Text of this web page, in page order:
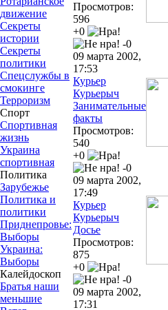
движение
Секреты
истории
Секреты
политики
Спецслужбы в
смокинге
Терроризм
Спорт
Спортивная
жизнь
Украина
спортивная
Политика
Зарубежье
Политика и
политики
Приднепровье:
Выборы
Украина:
Выборы
Калейдоскоп
Братья наши
меньшие
Просмотров:
596
+0
-0
09 марта 2002,
17:53
Курьер
Курьерыч
Занимательные
факты
Просмотров:
540
+0
-0
09 марта 2002,
17:49
Курьер
Курьерыч
Досье
Просмотров:
875
+0
-0
09 марта 2002,
17:31